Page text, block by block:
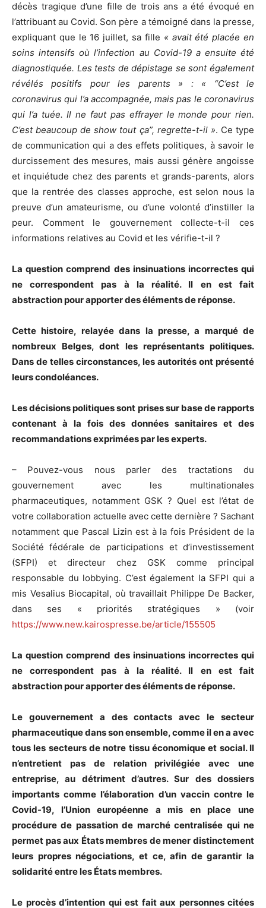
décès tragique d’une fille de trois ans a été évoqué en
l’attribuant au Covid. Son père a témoigné dans la presse,
expliquant que le 16 juillet, sa fille « avait été placée en
soins intensifs où l’infection au Covid-19 a ensuite été
diagnostiquée. Les tests de dépistage se sont également
révélés positifs pour les parents » : « “C’est le
coronavirus qui l’a accompagnée, mais pas le coronavirus
qui l’a tuée. Il ne faut pas effrayer le monde pour rien.
C’est beaucoup de show tout ça”, regrette-t-il ». Ce type
de communication qui a des effets politiques, à savoir le
durcissement des mesures, mais aussi génère angoisse
et inquiétude chez des parents et grands-parents, alors
que la rentrée des classes approche, est selon nous la
preuve d’un amateurisme, ou d’une volonté d’instiller la
peur. Comment le gouvernement collecte-t-il ces
informations relatives au Covid et les vérifie-t-il ?
La question comprend des insinuations incorrectes qui
ne correspondent pas à la réalité. Il en est fait
abstraction pour apporter des éléments de réponse.
Cette histoire, relayée dans la presse, a marqué de
nombreux Belges, dont les représentants politiques.
Dans de telles circonstances, les autorités ont présenté
leurs condoléances.
Les décisions politiques sont prises sur base de rapports
contenant à la fois des données sanitaires et des
recommandations exprimées par les experts.
– Pouvez-vous nous parler des tractations du
gouvernement avec les multinationales
pharmaceutiques, notamment GSK ? Quel est l’état de
votre collaboration actuelle avec cette dernière ? Sachant
notamment que Pascal Lizin est à la fois Président de la
Société fédérale de participations et d’investissement
(SFPI) et directeur chez GSK comme principal
responsable du lobbying. C’est également la SFPI qui a
mis Vesalius Biocapital, où travaillait Philippe De Backer,
dans ses « priorités stratégiques » (voir
https://www.new.kairospresse.be/article/155505
La question comprend des insinuations incorrectes qui
ne correspondent pas à la réalité. Il en est fait
abstraction pour apporter des éléments de réponse.
Le gouvernement a des contacts avec le secteur
pharmaceutique dans son ensemble, comme il en a avec
tous les secteurs de notre tissu économique et social. Il
n’entretient pas de relation privilégiée avec une
entreprise, au détriment d’autres. Sur des dossiers
importants comme l’élaboration d’un vaccin contre le
Covid-19, l’Union européenne a mis en place une
procédure de passation de marché centralisée qui ne
permet pas aux États membres de mener distinctement
leurs propres négociations, et ce, afin de garantir la
solidarité entre les États membres.
Le procès d’intention qui est fait aux personnes citées